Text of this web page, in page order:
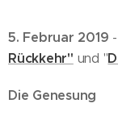
5. Februar 2019
Rückkehr" und "
Die Genesung